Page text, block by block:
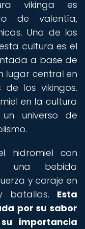
vikinga es
de valentía,
Uno de los
cultura es el
a base de
lugar central en
de los vikingos.
en la cultura
universo de
hidromiel con
una bebida
y coraje en
batallas. Esta
por su sabor
importancia